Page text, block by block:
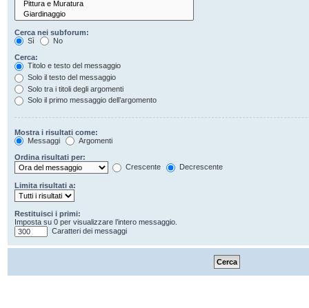
Cerca nei subforum:
Sì
No
Cerca:
Titolo e testo del messaggio
Solo il testo del messaggio
Solo tra i titoli degli argomenti
Solo il primo messaggio dell’argomento
Mostra i risultati come:
Messaggi
Argomenti
Ordina risultati per:
Crescente
Decrescente
Limita risultati a:
Restituisci i primi:
Imposta su 0 per visualizzare l’intero messaggio.
Caratteri dei messaggi